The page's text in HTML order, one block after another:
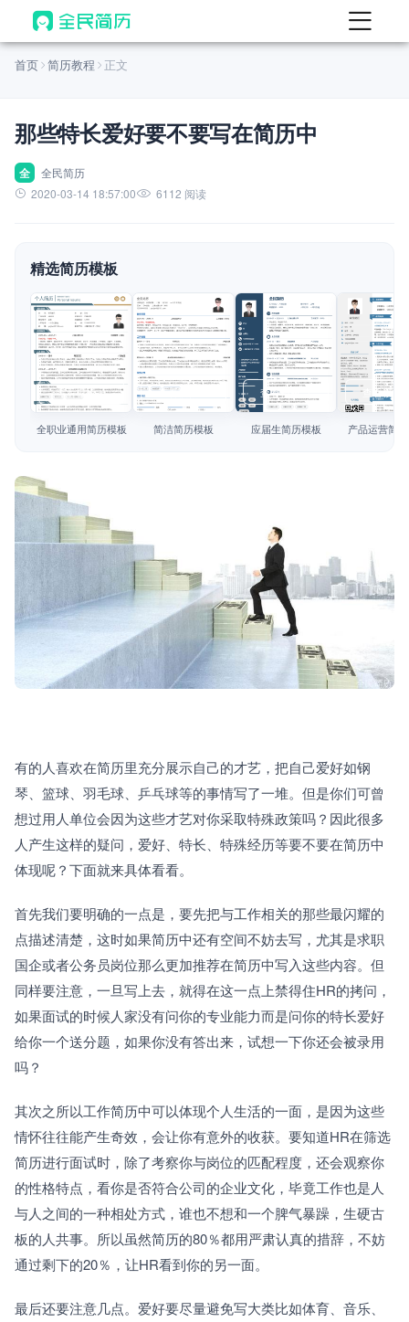
首页
AI 生成简历
AI 优化简历
AI 翻译简历
AI 模拟面试
面试自我介绍
AI 职场工具 New
简历模板
简历教程
首页 简历教程 正文
那些特长爱好要不要写在简历中
全
全民简历
2020-03-14 18:57:00
6112 阅读
精选简历模板
查看模板
全职业通用简历模板
查看模板
简洁简历模板
查看模板
应届生简历模板
查看模板
产品运营简
有的人喜欢在简历里充分展示自己的才艺，把自己爱好如钢
琴、篮球、羽毛球、乒乓球等的事情写了一堆。但是你们可曾
想过用人单位会因为这些才艺对你采取特殊政策吗？因此很多
人产生这样的疑问，爱好、特长、特殊经历等要不要在简历中
体现呢？下面就来具体看看。
首先我们要明确的一点是，要先把与工作相关的那些最闪耀的
点描述清楚，这时如果简历中还有空间不妨去写，尤其是求职
国企或者公务员岗位那么更加推荐在简历中写入这些内容。但
同样要注意，一旦写上去，就得在这一点上禁得住HR的拷问，
如果面试的时候人家没有问你的专业能力而是问你的特长爱好
给你一个送分题，如果你没有答出来，试想一下你还会被录用
吗？
其次之所以工作简历中可以体现个人生活的一面，是因为这些
情怀往往能产生奇效，会让你有意外的收获。要知道HR在筛选
简历进行面试时，除了考察你与岗位的匹配程度，还会观察你
的性格特点，看你是否符合公司的企业文化，毕竟工作也是人
与人之间的一种相处方式，谁也不想和一个脾气暴躁，生硬古
板的人共事。所以虽然简历的80％都用严肃认真的措辞，不妨
通过剩下的20％，让HR看到你的另一面。
最后还要注意几点。爱好要尽量避免写大类比如体育、音乐、